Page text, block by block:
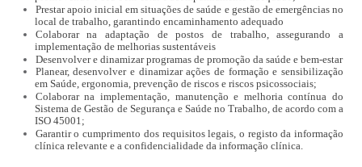
Prestar apoio inicial em situações de saúde e gestão de emergências no
local de trabalho, garantindo encaminhamento adequado
Colaborar na adaptação de postos de trabalho, assegurando a
implementação de melhorias sustentáveis
Desenvolver e dinamizar programas de promoção da saúde e bem‑estar
Planear, desenvolver e dinamizar ações de formação e sensibilização
em Saúde, ergonomia, prevenção de riscos e riscos psicossociais;
Colaborar na implementação, manutenção e melhoria contínua do
Sistema de Gestão de Segurança e Saúde no Trabalho, de acordo com a
ISO 45001;
Garantir o cumprimento dos requisitos legais, o registo da informação
clínica relevante e a confidencialidade da informação clínica.